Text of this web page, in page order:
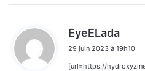
EyeELada
t
29 juin 2023 à 19h10
[url=https://